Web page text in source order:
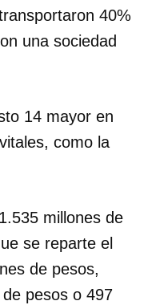
40%
una sociedad
14 mayor en
como la
millones de
se reparte el
de pesos,
pesos o 497